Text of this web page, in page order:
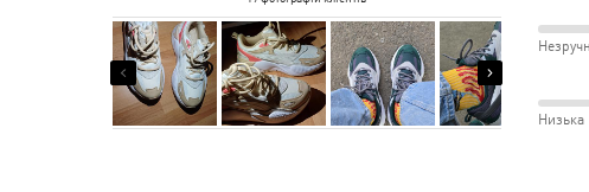
рецензентів
рецензентів
7%
рецензентів
від
4%
рецензентів
від
10%
рецензентів
80%
84%
Низька